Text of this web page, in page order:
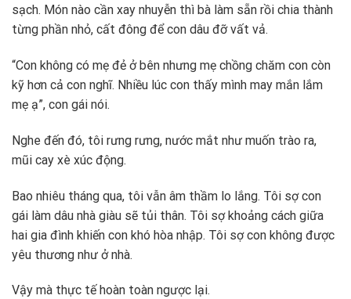
sạch. Món nào cần xay nhuyễn thì bà làm sẵn rồi chia thành
từng phần nhỏ, cất đông để con dâu đỡ vất vả.
“Con không có mẹ đẻ ở bên nhưng mẹ chồng chăm con còn
kỹ hơn cả con nghĩ. Nhiều lúc con thấy mình may mắn lắm
mẹ ạ”, con gái nói.
Nghe đến đó, tôi rưng rưng, nước mắt như muốn trào ra,
mũi cay xè xúc động.
Bao nhiêu tháng qua, tôi vẫn âm thầm lo lắng. Tôi sợ con
gái làm dâu nhà giàu sẽ tủi thân. Tôi sợ khoảng cách giữa
hai gia đình khiến con khó hòa nhập. Tôi sợ con không được
yêu thương như ở nhà.
Vậy mà thực tế hoàn toàn ngược lại.